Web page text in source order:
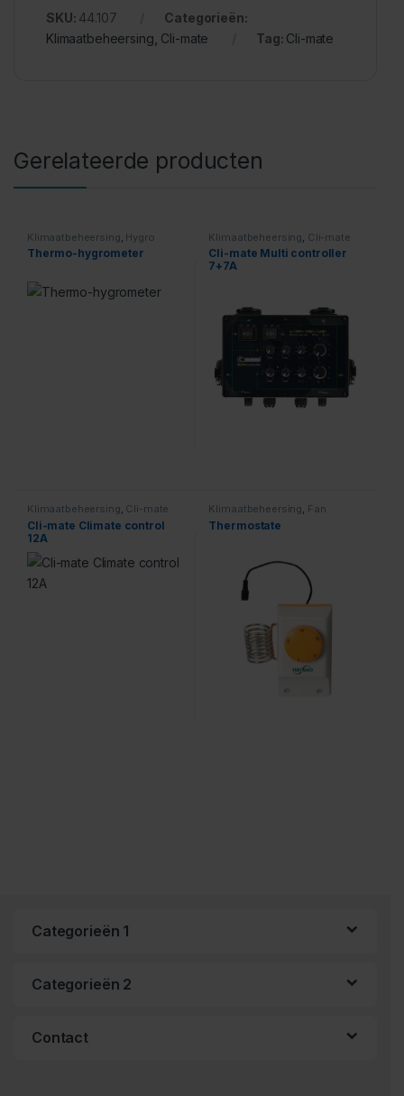
SKU: 44.107
Categorieën:
Klimaatbeheersing Cli-mate Tag: Cli-mate
Gerelateerde producten
Klimaatbeheersing Hygro
Thermo-hygrometer
Klimaatbeheersing Cli-mate
Cli-mate Multi controller
7+7A
Klimaatbeheersing Cli-mate
Cli-mate Climate control
12A
Klimaatbeheersing Fan
Thermostate
Categorieën 1
Categorieën 2
Contact